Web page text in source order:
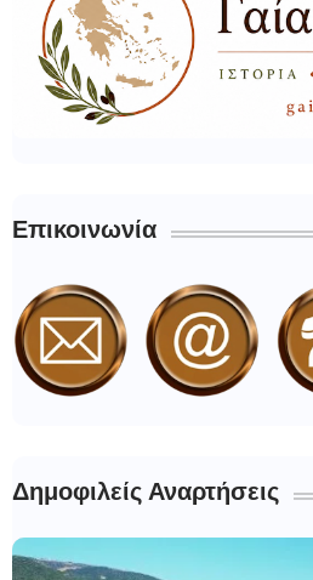
Επικοινωνία
Δημοφιλείς Αναρτήσεις